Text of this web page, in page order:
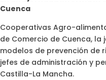
Cuenca
Cooperativas Agro-
de Comercio de Cuenca, la
modelos de prevención de
jefes de administración y
Castilla-La Mancha.